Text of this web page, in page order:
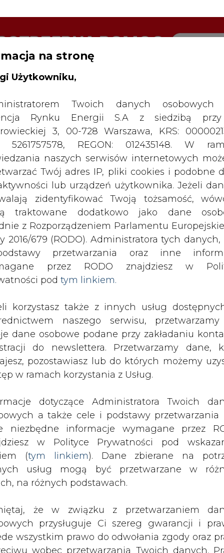
ZMIANY KADROWE NA RYNKU
na stronę
Użytkowniku,
Rynku Energii S.A z siedzibą
3, 00-728 Warszawa, KRS:
5261757578, REGON: 012435148. W
naszych serwisów internetowych
Twój adres IP, pliki cookies i podobne
lub urządzeń użytkownika. Jeżeli
zidentyfikować Twoją tożsamość,
traktowane dodatkowo jako dane
z Rozporządzeniem Parlamentu
2016/679 (RODO). Administratora tych danych,
przetwarzania oraz inne
przez RODO znajdziesz w
podtym linkiem.
naszego serwisu,
dane osobowe podane przy zakładaniu
do newslettera. Przetwarzamy dane,
pozostawiasz lub do których możemy
w ramach korzystania z Usług.
a także cele i podstawy przetwarzania
niezbędne informacje wymagane przez
w Polityce Prywatności pod
(tym linkiem). Dane zbierane na
usług mogą być przetwarzane w
na różnych podstawach.
przysługuje Ci szereg gwarancji i
wszystkim prawo do odwołania zgody oraz
wobec przetwarzania Twoich danych.
przez nas bezwzględnie przestrzegane.
zawieszającej przejęcie Endesy
Najwyższego.
oferty przejęcia za 22,5 mld euro
szkodę podaje dziennik El Mundo",
Natural. W odwołaniu zwrócono również
Artykuł powstał bez wsparcia narzędzi sztucznej
inteligencji. Wydawca portalu CIRE zgadza się na
publikacji do szkoleń treningowych LLM.